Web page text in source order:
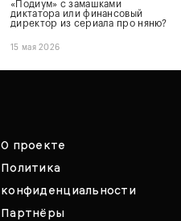
«Подиум» с замашками
диктатора или финансовый
директор из сериала про няню?
15 мая 2026
О проекте
Политика
конфиденциальности
Партнёры